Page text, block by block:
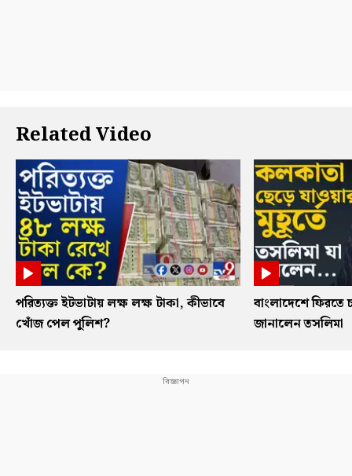
Related Video
পরিত্যক্ত ইটভাটায় লক্ষ লক্ষ টাকা, কীভাবে
খোঁজ পেল পুলিশ?
বাংলাদেশে ফিরতে
জানালেন তসলিমা